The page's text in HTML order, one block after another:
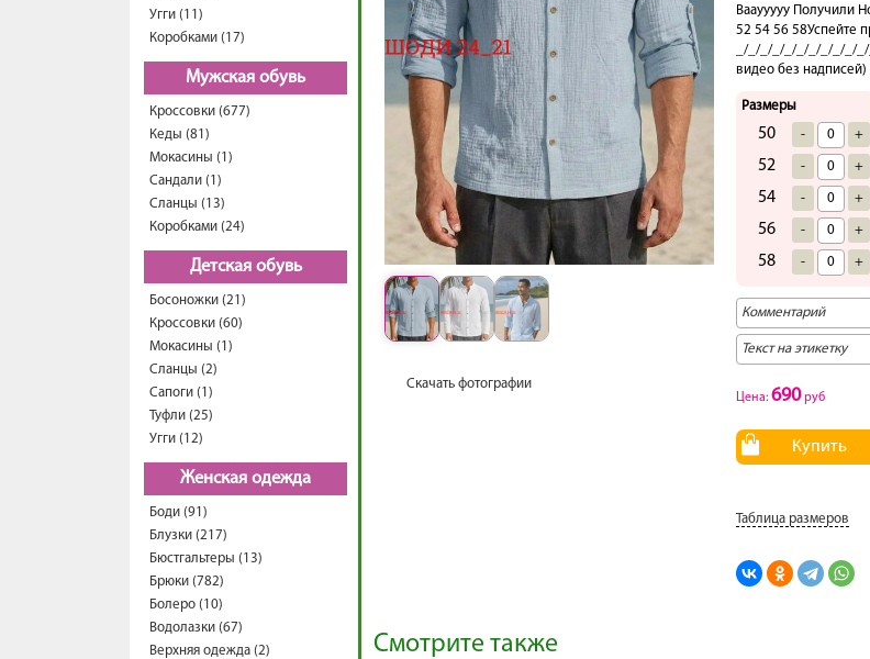
Угги (11)
Коробками (17)
Мужская обувь
Кроссовки (677)
Кеды (81)
Мокасины (1)
Сандали (1)
Сланцы (13)
Коробками (24)
Детская обувь
Босоножки (21)
Кроссовки (60)
Мокасины (1)
Сланцы (2)
Сапоги (1)
Туфли (25)
Угги (12)
Женская одежда
Боди (91)
Блузки (217)
Бюстгальтеры (13)
Брюки (782)
Болеро (10)
Водолазки (67)
Верхняя одежда (2)
Скачать фотографии
Вааууууу Получили
52 54 56 58Успейте
_/_/_/_/_/_/_/_/_/_/
видео без
Размеры
50 - +
52 - +
54 - +
56 - +
58 - +
Цена: 690руб
Купить
Таблица размеров
Смотрите также